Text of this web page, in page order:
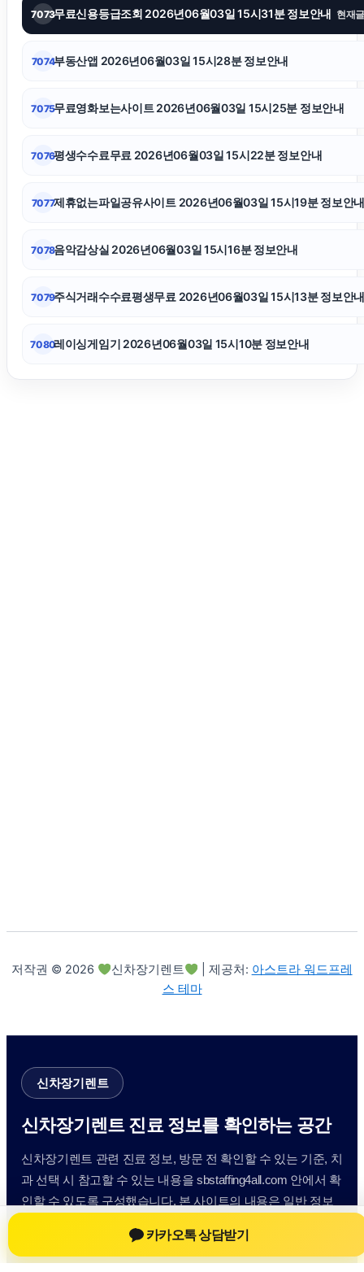
강동하수구막힘
동작하수구막힘
7073무료신용등급조회 2026년06월03일 15시31분 정보안내 현재
7074부동산앱 2026년06월03일 15시28분 정보안내
7075무료영화보는사이트 2026년06월03일 15시25분 정보안내
7076평생수수료무료 2026년06월03일 15시22분 정보안내
7077제휴없는파일공유사이트 2026년06월03일 15시19분 정보안
7078음악감상실 2026년06월03일 15시16분 정보안내
7079주식거래수수료평생무료 2026년06월03일 15시13분 정보안
7080레이싱게임기 2026년06월03일 15시10분 정보안내
저작권 © 2026 신차장기렌트 | 제공처: 아스트라 워드프레
스 테마
신차장기렌트
신차장기렌트 진료 정보를 확인하는 공간
신차장기렌트 관련 진료 정보, 방문 전 확인할 수 있는 기준, 치
과 선택 시 참고할 수 있는 내용을 sbstaffing4all.com 안에서 확
인할 수 있도록 구성했습니다. 본 사이트의 내용은 일반 정보
해 확인하는 것이 필요합니다.
카카오톡 상담받기